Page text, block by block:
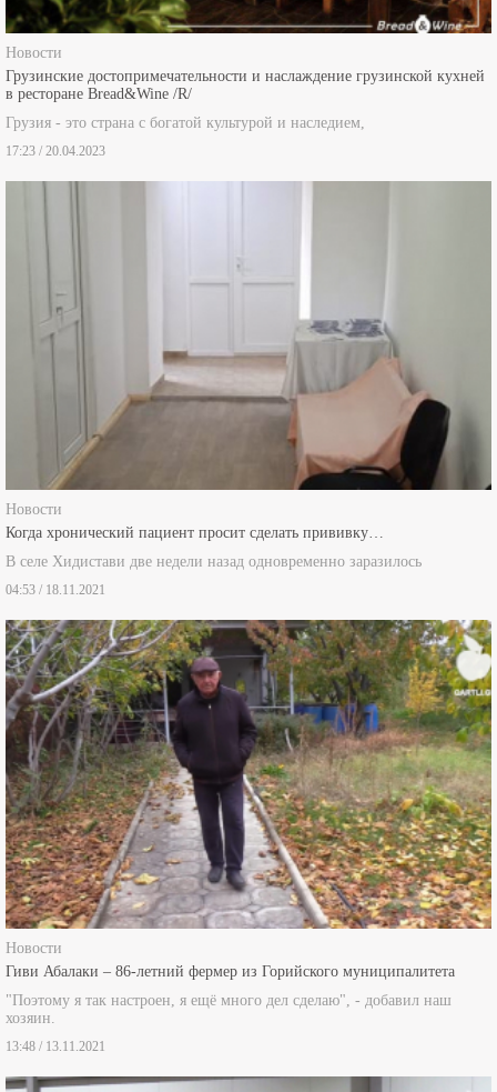
Новости
Грузинские достопримечательности и наслаждение грузинской кухней
в ресторане Bread&Wine /R/
Грузия - это страна с богатой культурой и наследием,
17:23 / 20.04.2023
Новости
Когда хронический пациент просит сделать прививку…
В селе Хидистави две недели назад одновременно заразилось
04:53 / 18.11.2021
Новости
Гиви Абалаки – 86-летний фермер из Горийского муниципалитета
"Поэтому я так настроен, я ещё много дел сделаю", - добавил наш
хозяин.